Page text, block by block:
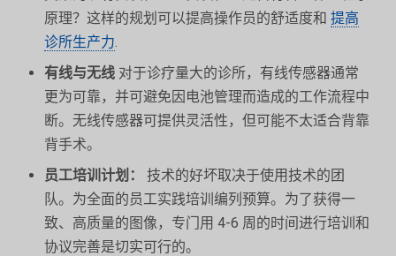
原理？这样的规划可以提高操作员的舒适度和 提高
诊所生产力.
有线与无线 对于诊疗量大的诊所，有线传感器通常
更为可靠，并可避免因电池管理而造成的工作流程中
断。无线传感器可提供灵活性，但可能不太适合背靠
背手术。
员工培训计划：
技术的好坏取决于使用技术的团
队。为全面的员工实践培训编列预算。为了获得一
致、高质量的图像，专门用 4-6 周的时间进行培训和
协议完善是切实可行的。